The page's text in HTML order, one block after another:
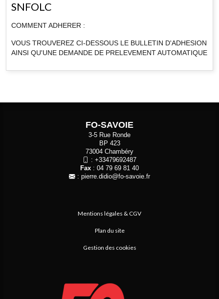
SNFOLC
COMMENT ADHERER :
VOUS TROUVEREZ CI-DESSOUS LE BULLETIN D'ADHESION
AINSI QU'UNE DEMANDE DE PRELEVEMENT AUTOMATIQUE
FO-SAVOIE
3-5 Rue Ronde
BP 423
73004 Chambéry
: +33479692487
Fax : 04 79 69 81 40
: pierre.didio@fo-savoie.fr
Mentions légales & CGV
Plan du site
Gestion des cookies